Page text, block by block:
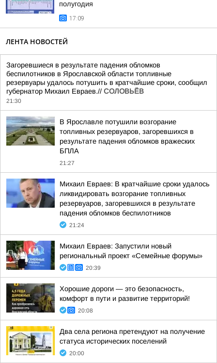
полугодия
17:09
ЛЕНТА НОВОСТЕЙ
Загоревшиеся в результате падения обломков
беспилотников в Ярославской области топливные
резервуары удалось потушить в кратчайшие сроки, сообщил
губернатор Михаил Евраев.// СОЛОВЬЁВ
21:30
В Ярославле потушили возгорание
топливных резервуаров, загоревшихся в
результате падения обломков вражеских
БПЛА
21:27
Михаил Евраев: В кратчайшие сроки удалось
ликвидировать возгорание топливных
резервуаров, загоревшихся в результате
падения обломков беспилотников
21:24
Михаил Евраев: Запустили новый
региональный проект «Семейные форумы»
20:39
Хорошие дороги — это безопасность,
комфорт в пути и развитие территорий!
20:08
Два села региона претендуют на получение
статуса исторических поселений
20:00